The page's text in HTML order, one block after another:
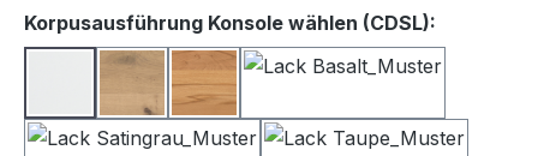
Korpusausführung Konsole wählen (CDSL):
BalkeneicheKernbuche